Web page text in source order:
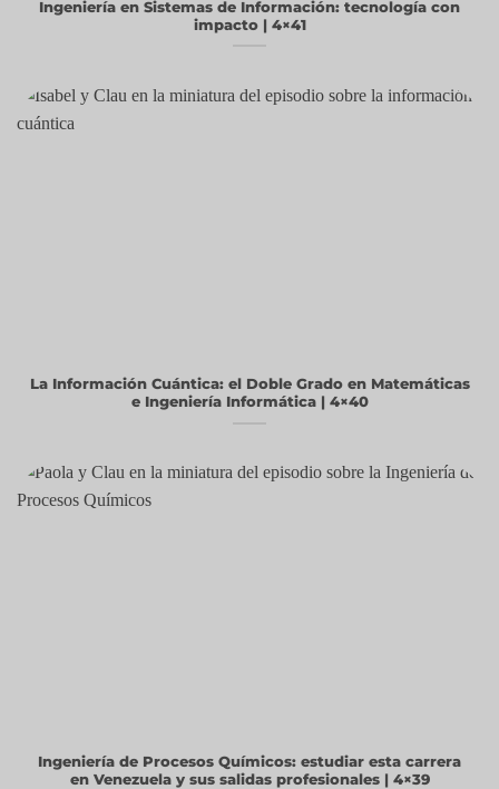
Ingeniería en Sistemas de Información: tecnología con
impacto | 4×41
La Información Cuántica: el Doble Grado en Matemáticas
e Ingeniería Informática | 4×40
Ingeniería de Procesos Químicos: estudiar esta carrera
en Venezuela y sus salidas profesionales | 4×39